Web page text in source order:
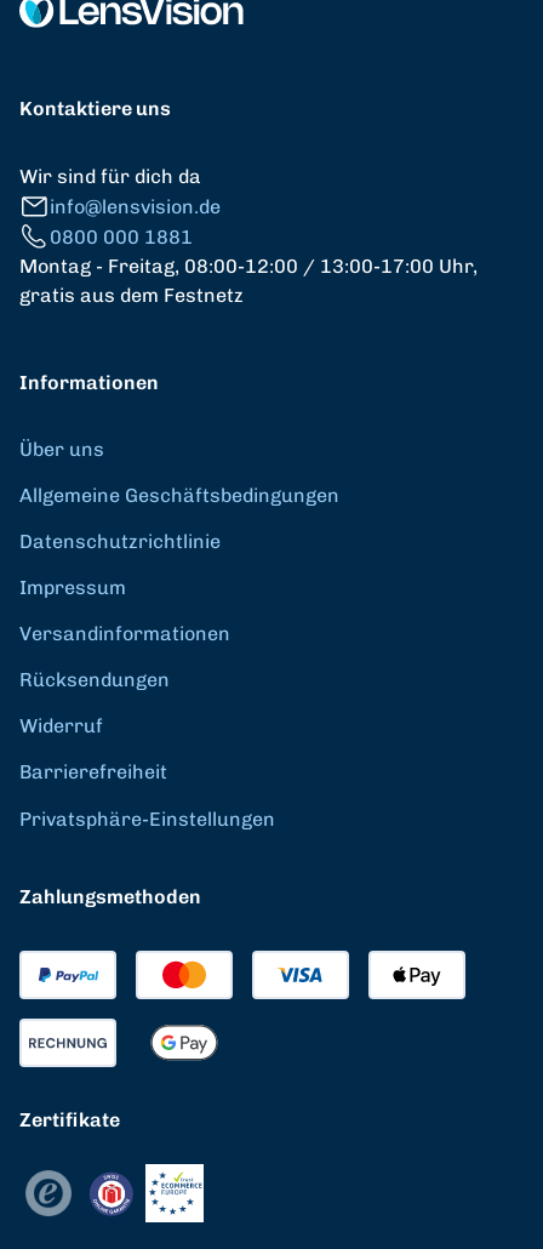
Kontaktiere uns
Wir sind für dich da
info@lensvision.de
0800 000 1881
Montag - Freitag, 08:00-12:00 / 13:00-17:00 Uhr,
gratis aus dem Festnetz
Informationen
Über uns
Allgemeine Geschäftsbedingungen
Datenschutzrichtlinie
Impressum
Versandinformationen
Rücksendungen
Widerruf
Barrierefreiheit
Privatsphäre-Einstellungen
Zahlungsmethoden
Zertifikate